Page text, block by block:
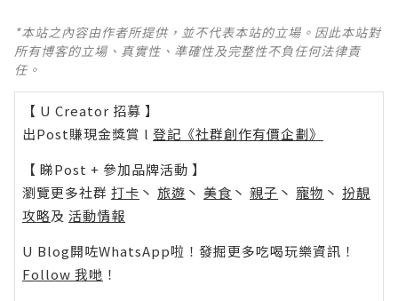
*本站之內容由作者所提供，並不代表本站的立場。因此本站對
所有博客的立場、真實性、準確性及完整性不負任何法律責
任。
【 U Creator 招募 】
出Post賺現金獎賞 l 登記《社群創作有價企劃》
【 睇Post + 參加品牌活動 】
瀏覽更多社群 打卡 丶 旅遊 丶 美食 丶 親子 丶 寵物 丶 扮靚
攻略及 活動情報
U Blog開咗WhatsApp啦！發掘更多吃喝玩樂資訊！
Follow 我哋 ！